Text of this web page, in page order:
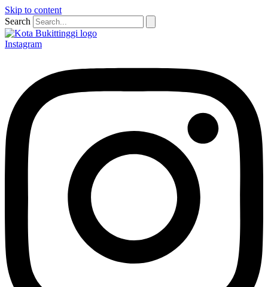
Skip to content
Search
Instagram